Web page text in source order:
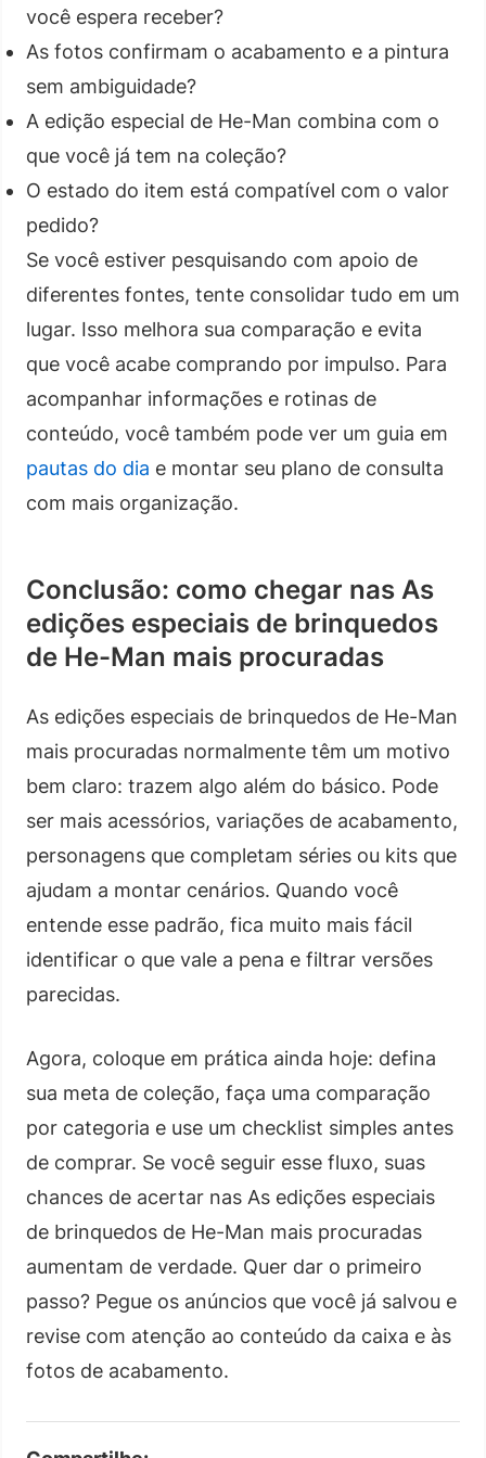
você espera receber?
As fotos confirmam o acabamento e a pintura
sem ambiguidade?
A edição especial de He-Man combina com o
que você já tem na coleção?
O estado do item está compatível com o valor
pedido?
Se você estiver pesquisando com apoio de
diferentes fontes, tente consolidar tudo em um
lugar. Isso melhora sua comparação e evita
que você acabe comprando por impulso. Para
acompanhar informações e rotinas de
conteúdo, você também pode ver um guia em
pautas do dia e montar seu plano de consulta
com mais organização.
Conclusão: como chegar nas As
edições especiais de brinquedos
de He-Man mais procuradas
As edições especiais de brinquedos de He-Man
mais procuradas normalmente têm um motivo
bem claro: trazem algo além do básico. Pode
ser mais acessórios, variações de acabamento,
personagens que completam séries ou kits que
ajudam a montar cenários. Quando você
entende esse padrão, fica muito mais fácil
identificar o que vale a pena e filtrar versões
parecidas.
Agora, coloque em prática ainda hoje: defina
sua meta de coleção, faça uma comparação
por categoria e use um checklist simples antes
de comprar. Se você seguir esse fluxo, suas
chances de acertar nas As edições especiais
de brinquedos de He-Man mais procuradas
aumentam de verdade. Quer dar o primeiro
passo? Pegue os anúncios que você já salvou e
revise com atenção ao conteúdo da caixa e às
fotos de acabamento.